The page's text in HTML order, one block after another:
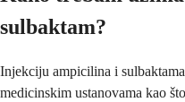
sulbaktam?
Injekciju ampicilina i
medicinskim ustanovama kao